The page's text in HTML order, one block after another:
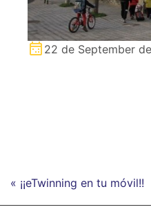
22 de September
« ¡¡eTwinning en tu móvil!!